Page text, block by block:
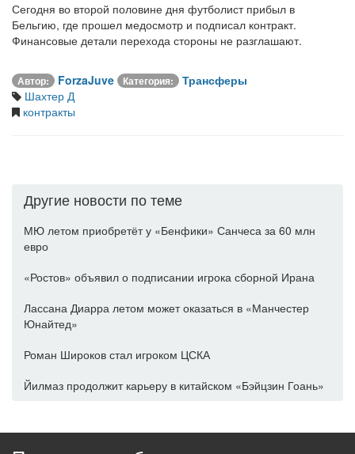
Сегодня во второй половине дня футболист прибыл в
Бельгию, где прошел медосмотр и подписал контракт.
Финансовые детали перехода стороны не разглашают.
Автор: ForzaJuve Категория:
Трансферы
Шахтер Д
контракты
Другие новости по теме
МЮ летом приобретёт у «Бенфики» Санчеса за 60 млн
евро
«Ростов» объявил о подписании игрока сборной Ирана
Лассана Диарра летом может оказаться в «Манчестер
Юнайтед»
Роман Широков стал игроком ЦСКА
Йилмаз продолжит карьеру в китайском «Бэйцзин Гоань»